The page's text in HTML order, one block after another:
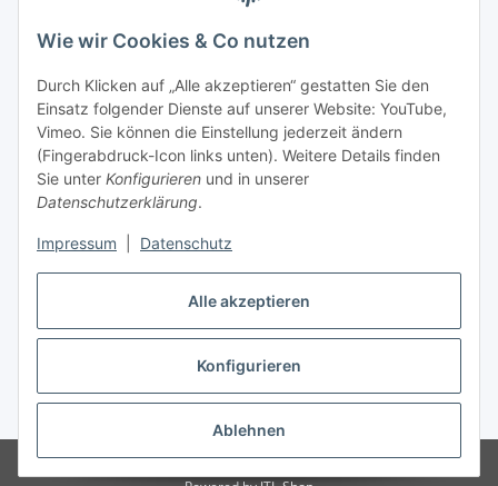
Alle akzeptieren
Konfigurieren
Ablehnen
Wie wir Cookies & Co nutzen
Durch Klicken auf „Alle akzeptieren“ gestatten Sie den
Einsatz folgender Dienste auf unserer Website: YouTube,
Vimeo. Sie können die Einstellung jederzeit ändern
(Fingerabdruck-Icon links unten). Weitere Details finden
Sie unter Konfigurieren und in unserer
Datenschutzerklärung.
Impressum Datenschutz
Gesetzliche Informationen
Starke Marken
Vertrag widerrufen
* Alle Preise inkl. gesetzlicher USt., zzgl.